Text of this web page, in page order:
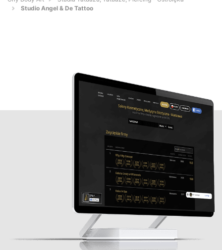
Studio Angel & De Tattoo